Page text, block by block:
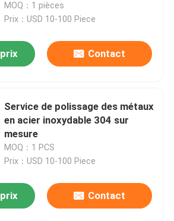
MOQ：1 pièces
Prix：USD 10-100 Piece
Contact
Service de polissage des métaux
en acier inoxydable 304 sur
mesure
MOQ：1 PCS
Prix：USD 10-100 Piece
Contact